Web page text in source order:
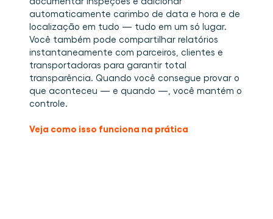
automaticamente carimbo de data e hora e de
localização em tudo — tudo em um só lugar.
Você também pode compartilhar relatórios
instantaneamente com parceiros, clientes e
transportadoras para garantir total
transparência. Quando você consegue provar o
que aconteceu — e quando —, você mantém o
controle.
Veja como isso funciona na prática